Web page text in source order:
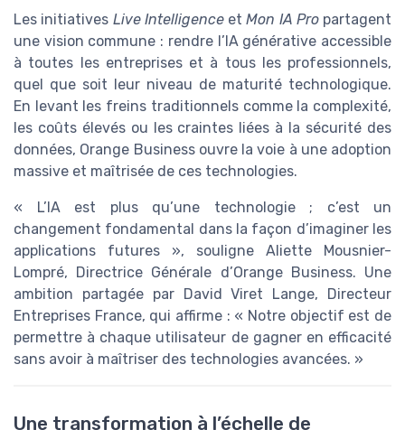
Les initiatives Live IntelligenceetMon IA Propartagent
une vision commune : rendre l’IA générative accessible
à toutes les entreprises et à tous les professionnels,
quel que soit leur niveau de maturité technologique.
En levant les freins traditionnels comme la complexité,
les coûts élevés ou les craintes liées à la sécurité des
données, Orange Business ouvre la voie à une adoption
massive et maîtrisée de ces technologies.
« L’IA est plus qu’une technologie ; c’est un
changement fondamental dans la façon d’imaginer les
applications futures », souligne Aliette Mousnier-
Lompré, Directrice Générale d’Orange Business. Une
ambition partagée par David Viret Lange, Directeur
Entreprises France, qui affirme : « Notre objectif est de
permettre à chaque utilisateur de gagner en efficacité
sans avoir à maîtriser des technologies avancées. »
Une transformation à l’échelle de